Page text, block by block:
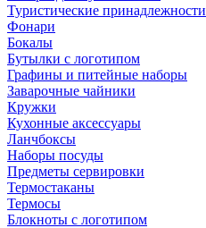
Туристические принадлежности
Фонари
Бокалы
Бутылки с логотипом
Графины и питейные наборы
Заварочные чайники
Кружки
Кухонные аксессуары
Ланчбоксы
Наборы посуды
Предметы сервировки
Термостаканы
Термосы
Блокноты с логотипом